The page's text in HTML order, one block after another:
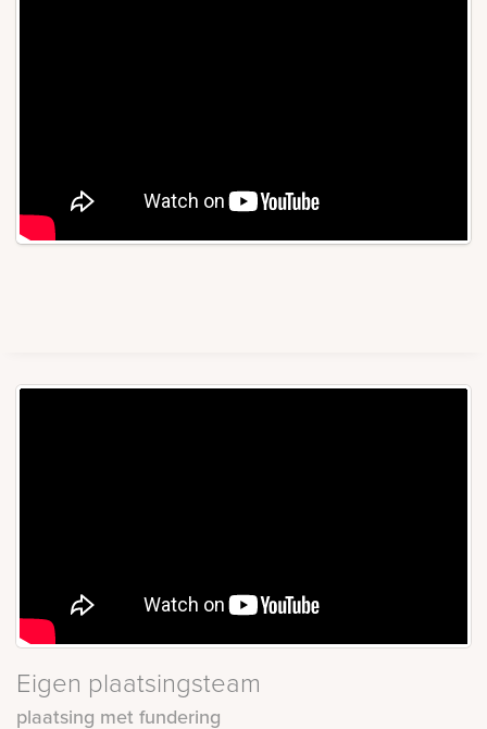
Eigen plaatsingsteam
plaatsing met fundering